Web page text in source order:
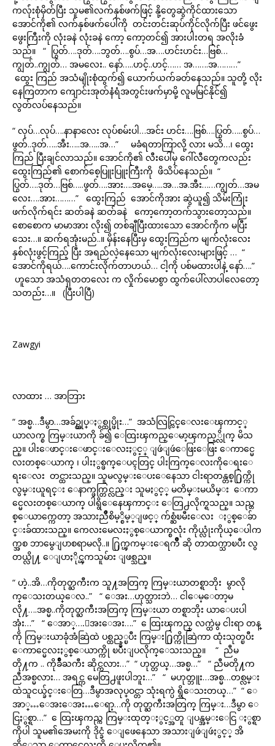
ကလ်ုံးစုံမှိတ်ပြီး သူမ၏လက်နှစ်ဖက်ဖြင့် နို့တွေဆွဲကိုင်ထားသော
အောင်ကို၏ လက်နှစ်ဖက်ပေါ်ကို တင်းတင်းဆုပ်ကိုင်လိုက်ပြီး ဖင်ဖွေး
ဖွေးကြီးကို လုံးခနဲ လုံးခနဲ ကော့ ကော့တင်၍ အားပါးတရ အလိုးခံ
သည်။ “ ပြွတ်….ဒုတ်….ဘွတ်….စွပ်…အ….ဟင်းဟင်း…ဗြစ်…
ကျွတ်..ကျွတ်… အမလေး.. နော်…..ဟင့်..ဟင့်…… အ…….အ………”
ထွေး ကြည် အသံမျိုးစုံထွက်၍ ယောက်ယက်ခတ်နေသည်။ သူတို့ လိုး
နေကြတာက ကျောင်းအုတ်နံရံအတွင်းဖက်မှာမို့ လူမမြင်နိုင်၍
လွတ်လပ်နေသည်။
“ လုပ်…လုပ်….နာနာလေး လုပ်စမ်းပါ…အင်း ဟင်း….ဗြစ်….ပြွတ်…..စွပ်…
ဖွတ်..ဒုတ်…..အီး…..အ…..အ…” မခံရတာကြာလို့ လား မသိ…၊ ထွေး
ကြည် ပြီးချင်လာသည်။ အောင်ကို၏ လီးပေါ်မှ ဂေါ်လီတွေကလည်း
ထွေးကြည်၏ စောက်စေ့ပြူးပြူးကြီးကို ဖိသိပ်နေသည်။ “
ပြွတ်….ဒုတ်…ဗြစ်…..ဖွတ်….အား….အမေ့…..အ…အ.အီး……ကျွတ်…အမ
လေး….အား………” ထွေးကြည် အောင်ကိုအား ဆွဲယူ၍ သိမ်းကြုံး
ဖက်လိုက်ရင်း ဆတ်ခနဲ ဆတ်ခနဲ ကော့ကော့တက်သွားတော့သည်။
စောစောက မာမာအား လိုး၍ တစ်ချီပြီးထားသော အောင်ကိုက မပြီး
သေး…။ ဆက်ရအုံးမည်..။ မှိန်းနေပြီးမှ ထွေးကြည်က မျက်လုံးလေး
နှစ်လုံးဖွင့်ကြည့် ပြီး အရည်လဲ့နေသော မျက်လုံးလေးများဖြင့် … “
အောင်ကိုရယ်….ကောင်းလိုက်တာဟယ်… ငါ့ကို ပစ်မထားပါနဲ့ နော်….”
ဟူသော အသံရှတတလေး က လှိုက်မောစွာ ထွက်ပေါ်လာပါလေတော့
သတည်း…။ (ပြီးပါပြီ)
Zawgyi
လာထား … အာဘြား
“ အစ္မ…ဒီမွာ…အခ်ဥ္ထုပ္ႏွစ္ထုပ္ဖိုး…” အသံလြင္လြင္ေလးေၾကာင့္
ယာလက္စ ကြမ္းယာကို ခ်၍ ေထြးၾကည္ေမာ့ၾကည့္လိုက္ မိသ
ည္။ ပါးေဖာင္းေဖာင္းေလးႏွင့္ ျဖဴျဖဴေဖြးေဖြး ေကာင္မေ
လးတစ္ေယာက္ ၊ ပါးႏွစ္ဖက္ေပၚတြင္ ပါးကြက္ေလးကိုေရးေ
ရးေလး တင္ထားသည္။ သူမလွမ္းေပးေနေသာ ငါးရာတန္တစ္႐ြက္ကို
လွမ္းယူရင္း ေနာက္ဖက္တြင္လည္း သူမႏွင့္ မတိမ္းမယိမ္း ေကာ
င္မေလးတစ္ေယာက္ ပါရွိေနေၾကာင္း ေတြ႕လိုက္ရသည္။ သည္တ
စ္ေယာက္ကေတာ့ အသားညိဳစိမ့္စိမ့္ျဖင့္ က်စ္ဆံၿမီးေလး ႏွစ္ေခ်ာ
င္းခ်ထားသည္။ ကေလးမေလးႏွစ္ေယာက္စလုံး ကိုယ္လုံးကိုယ္ေပါက
က္အစ ဘာမွေျပာစရာမလို..။ ႐ြက္ၾကမ္းေရက်ိဳ ဆို တာထက္သာၿပီး လွ
တယ္လို႔ ေျပာႏိုင္ၾကသူမ်ား ျဖစ္သည္။
“ ဟဲ့..အိ…ကိုတုတ္ႀကီးက သူ႔အတြက္ ကြမ္းယာတစ္ရာဘိုး မွာလို
က္ေသးတယ္ေလ..” “ ေအး…ဟုတ္သားဘဲ… ငါေမ့ေတာ့မ
လို႔….အစ္မ..ကိုတုတ္ႀကီးအတြက္ ကြမ္းယာ တစ္ရာဘိုး ယာေပးပါ
အုံး…” “ ေအာ္….ေအးေအး….” ေထြးၾကည္ လက္ထဲမွ ငါးရာ တန္
ကို ကြမ္းယာခုံအံဆြဲထဲ ပစ္ထည့္ၿပီး ကြမ္း႐ြက္ကိုဆြဲကာ ထုံးသုတ္ၿပီး
ေကာင္မေလးႏွစ္ေယာက္ကို ၿပဳံးျပလိုက္ေသးသည္။ “ ညီမ
တို႔က .. ကိုခ်ိဳႀကီး ဆိုင္ကလား…” “ ဟုတ္တယ္…အစ္မ…” “ ညီမတို႔က
ညီအစ္မလား… အရင္က မေတြ႕ဖူးပါဘူး…” “ မဟုတ္ဘူး…အစ္မ…တစ္လမ္း
ထဲသူငယ္ခ်င္းေတြ…ဒီမွာအလုပ္ဝင္တာ သုံးရက္ပဲ ရွိေသးတယ္…” “ ေ
အာ္…ေအးေအး…ေရာ့…ကို တုတ္ႀကီးအတြက္ ကြမ္း…ဒီမွာ ေ
ငြႏွစ္ရာ…” ေထြးၾကည္က ကြမ္းထုတ္ႏွင့္အတူ ျပန္အမ္းေငြ ႏွစ္ရာ
ကိုပါ သူမ၏အေမးကို ဒိုင္ခံ ေျဖေနေသာ အသားျဖဴျဖဴႏွင့္ အိ